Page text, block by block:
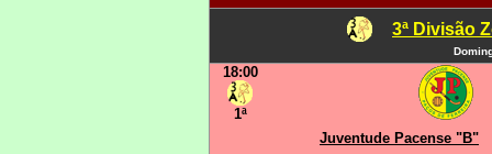
3ª Divisão
18:00
1ª
Juventude Pacense "B"